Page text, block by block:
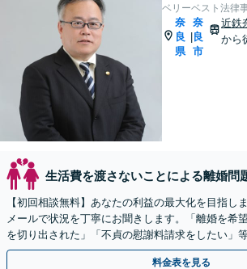
ベリーベスト法律
奈
良
県
奈
良
市
近鉄
から
生活費を渡さないことによる離婚問
【初回相談無料】あなたの利益の最大化を目指し
メールで状況を丁寧にお聞きします。「離婚を希
を切り出された」「不貞の慰謝料請求をしたい」
【リーズナブルな料金設定】
料金表を見る